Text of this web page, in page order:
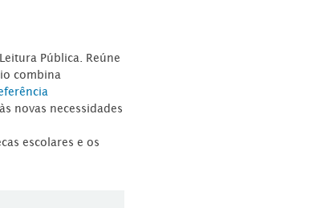
Pública. Reúne
combina
novas necessidades
escolares e os